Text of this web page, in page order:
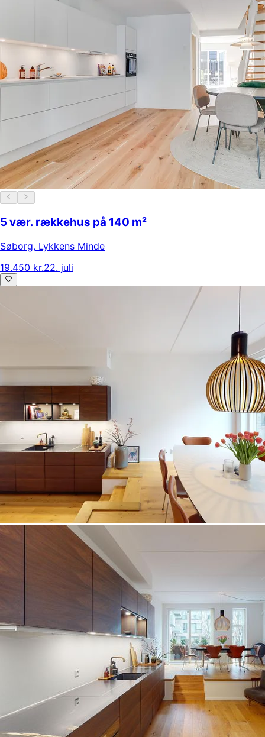
5 vær. rækkehus på 140 m²
Søborg, Lykkens Minde
19.450 kr.22. juli